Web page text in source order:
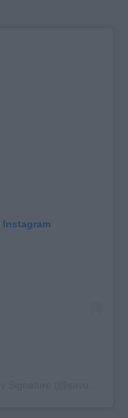
Instagram